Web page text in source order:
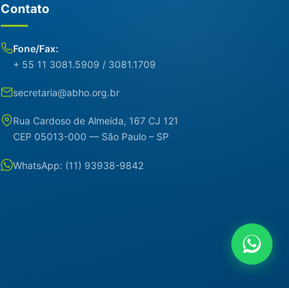
Contato
Fone/Fax:
+ 55 11 3081.5909 / 3081.1709
secretaria@abho.org.br
Rua Cardoso de Almeida, 167 CJ 121
CEP 05013-000 — São Paulo – SP
WhatsApp: (11) 93938-9842